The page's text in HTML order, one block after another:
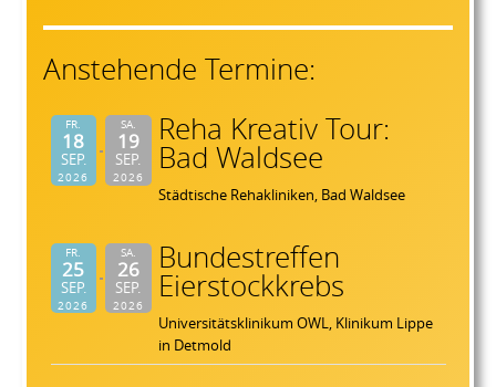
Anstehende Termine:
FR.
18
SEP.
2026
SA.
19
SEP.
2026
Reha Kreativ Tour:
Bad Waldsee
Städtische Rehakliniken, Bad Waldsee
FR.
25
SEP.
2026
SA.
26
SEP.
2026
Bundestreffen
Eierstockkrebs
Universitätsklinikum OWL, Klinikum Lippe
in Detmold